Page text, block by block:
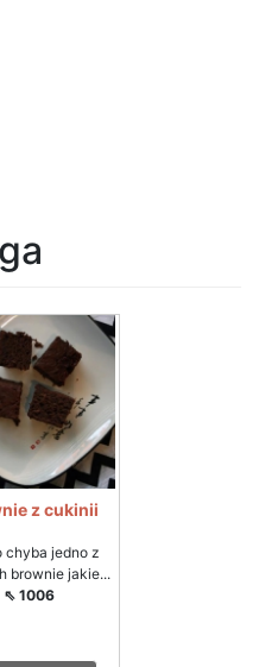
z cukinii
chyba jedno z
brownie jakie...
⇖ 1006